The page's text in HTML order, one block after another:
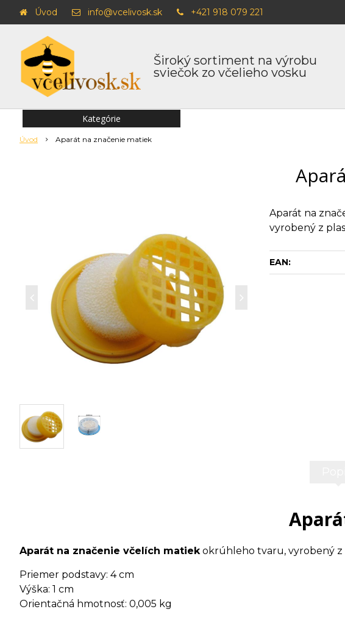
Široký sortiment na výrobu
sviečok zo včelieho vosku
Úvod info@vcelivosk.sk +421 918 079 221
Úvod Aparát na značenie matiek
Aparát na
vyrobený z
EAN:
Aparát na značenie včelích matiek okrúhleho tvaru, vyrobený z
Priemer podstavy: 4 cm
Výška: 1 cm
Orientačná hmotnosť: 0,005 kg
Kategórie